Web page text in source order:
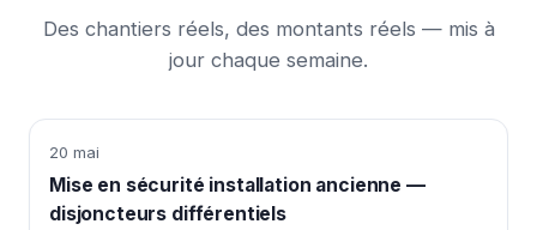
Des chantiers réels, des montants réels — mis à
jour chaque semaine.
20 mai
Mise en sécurité installation ancienne —
disjoncteurs différentiels